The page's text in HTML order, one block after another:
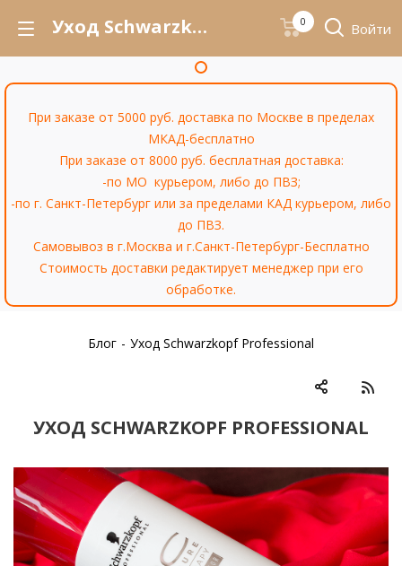
Уход Schwarzkopf Professional 0 Войти
При заказе от 5000 руб. доставка по Москве в пределах
МКАД-бесплатно
При заказе от 8000 руб. бесплатная доставка:
-по МО курьером, либо до ПВЗ;
-по г. Санкт-Петербург или за пределами КАД курьером, либо
до ПВЗ.
Самовывоз в г.Москва и г.Санкт-Петербург-Бесплатно
Стоимость доставки редактирует менеджер при его
обработке.
Блог - Уход Schwarzkopf Professional
УХОД SCHWARZKOPF PROFESSIONAL